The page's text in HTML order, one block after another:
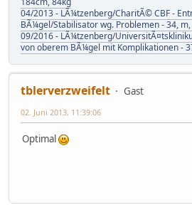
04/2013 - LÃ¼tzenberg/CharitÃ© CBF -
BÃ¼gel/Stabilisator wg. Problemen - 34,
09/2016 - LÃ¼tzenberg/
von oberem BÃ¼gel mit Komplikationen -
tblerverzweifelt
Gast
02. Juni 2013, 11:39:06
Optimal